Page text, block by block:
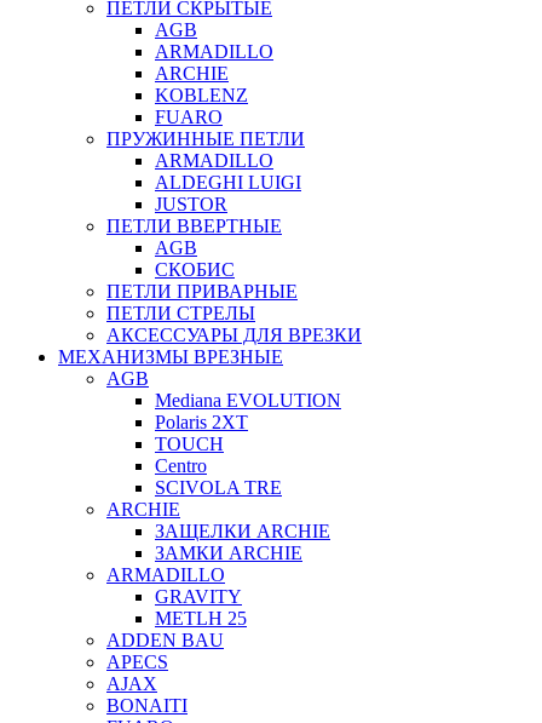
ПЕТЛИ СКРЫТЫЕ
AGB
ARMADILLO
ARCHIE
KOBLENZ
FUARO
ПРУЖИННЫЕ ПЕТЛИ
ARMADILLO
ALDEGHI LUIGI
JUSTOR
ПЕТЛИ ВВЕРТНЫЕ
AGB
СКОБИС
ПЕТЛИ ПРИВАРНЫЕ
ПЕТЛИ СТРЕЛЫ
АКСЕССУАРЫ ДЛЯ ВРЕЗКИ
МЕХАНИЗМЫ ВРЕЗНЫЕ
AGB
Mediana EVOLUTION
Polaris 2XT
TOUCH
Centro
SCIVOLA TRE
ARCHIE
ЗАЩЕЛКИ ARCHIE
ЗАМКИ ARCHIE
ARMADILLO
GRAVITY
METLH 25
ADDEN BAU
APECS
AJAX
BONAITI